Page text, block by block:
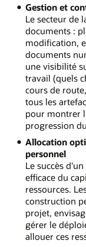
Gestion et
Le secteur de
documents :
modification,
documents
une visibilité
travail (quels
cours de
tous les
pour montrer
progression
Allocation
personnel
Le succès
efficace du
ressources.
construction
projet,
gérer le
allouer ces